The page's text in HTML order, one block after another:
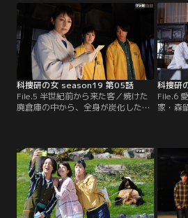
が入った。ところが、相馬が顔を出
す予定の日、射殺死体が発見され、
榊マリコ（沢口靖子）たちは慌ただ
しく現場へ向かうことに…。
時帰宅
マリコ
ずくま
ゃん”
科捜研の女 season19 第05話
File.5 半世紀前から来た客／焼けた
廃倉庫の中から、全身が炭化した遺
で眠らせた上で、倉庫に火を放った
ようだった。また、現場の近くで古
いモノクロ写真が落ちているのが見
つかった。そこには、日本人の青年
2人とセーラー服の日本人少女が写
っていた…。
科捜研
File.6
家・森
田真
は過
婚し
疑惑